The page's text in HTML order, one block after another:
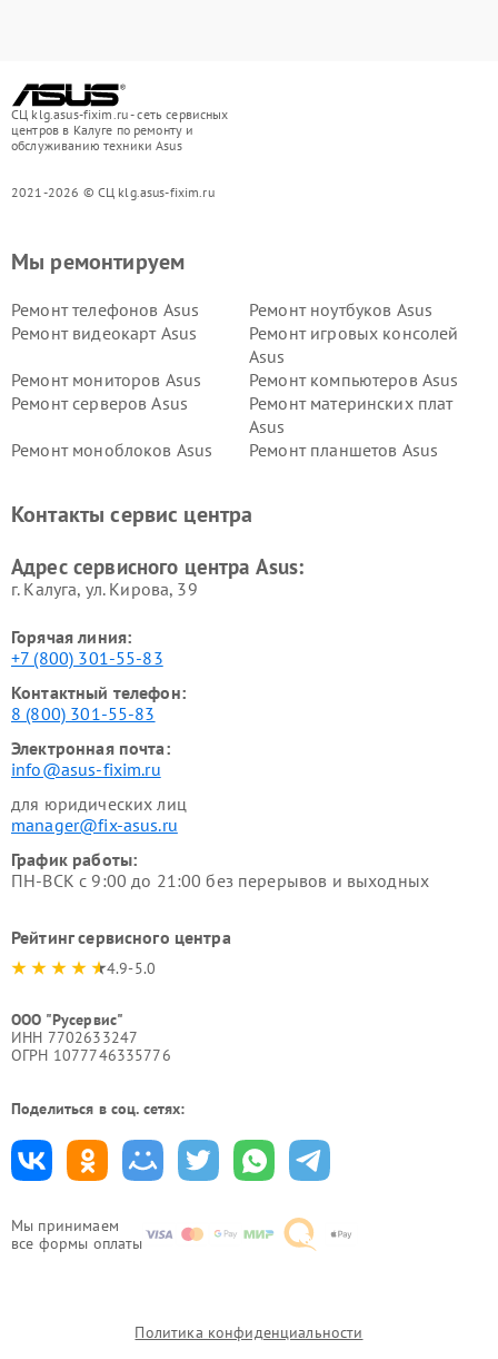
СЦ klg.asus-fixim.ru - сеть сервисных
центров в Калуге по ремонту и
обслуживанию техники Asus
2021-2026 © СЦ klg.asus-fixim.ru
Мы принимаем
все формы оплаты
Мы ремонтируем
Ремонт телефонов Asus
Ремонт ноутбуков Asus
Ремонт видеокарт Asus
Ремонт игровых консолей
Asus
Ремонт мониторов Asus
Ремонт компьютеров Asus
Ремонт серверов Asus
Ремонт материнских плат
Asus
Ремонт моноблоков Asus
Ремонт планшетов Asus
Контакты сервис центра
Адрес сервисного центра Asus:
г. Калуга, ул. Кирова, 39
Горячая линия:
+7 (800) 301-55-83
Контактный телефон:
8 (800) 301-55-83
Электронная почта:
info@asus-fixim.ru
для юридических лиц
manager@fix-asus.ru
График работы:
ПН-ВСК с 9:00 до 21:00 без перерывов и выходных
Рейтинг сервисного центра
4.9-5.0
ООО "Русервис"
ИНН 7702633247
ОГРН 1077746335776
Поделиться в соц. сетях:
Политика конфиденциальности